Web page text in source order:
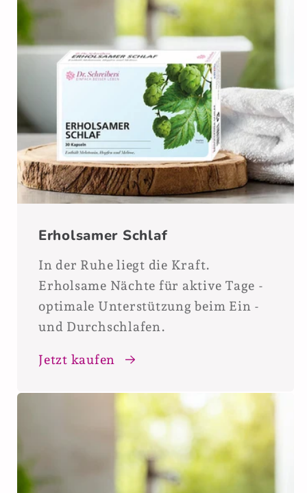
Erholsamer Schlaf
In der Ruhe liegt die Kraft.
Erholsame Nächte für aktive Tage -
optimale Unterstützung beim Ein -
und Durchschlafen.
Jetzt kaufen